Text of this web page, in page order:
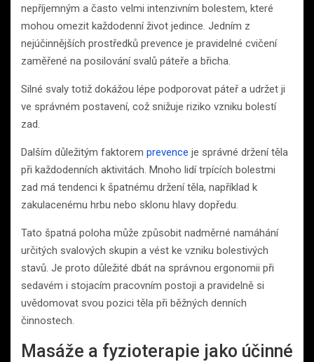
nepříjemným a často velmi intenzivním bolestem, které
mohou omezit každodenní život jedince. Jedním z
nejúčinnějších prostředků prevence je pravidelné cvičení
zaměřené na posilování svalů páteře a břicha.
Silné svaly totiž dokážou lépe podporovat páteř a udržet ji
ve správném postavení, což snižuje riziko vzniku bolestí
zad.
Dalším důležitým faktorem prevence je správné držení těla
při každodenních aktivitách. Mnoho lidí trpících bolestmi
zad má tendenci k špatnému držení těla, například k
zakulacenému hrbu nebo sklonu hlavy dopředu.
Tato špatná poloha může způsobit nadměrné namáhání
určitých svalových skupin a vést ke vzniku bolestivých
stavů. Je proto důležité dbát na správnou ergonomii při
sedavém i stojacím pracovním postoji a pravidelně si
uvědomovat svou pozici těla při běžných denních
činnostech.
Masáže a fyzioterapie jako účinné